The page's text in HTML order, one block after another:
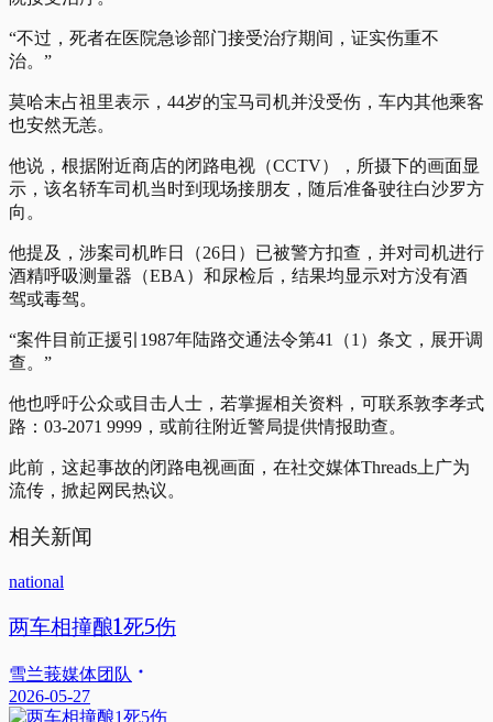
“不过，死者在医院急诊部门接受治疗期间，证实伤重不
治。”
莫哈末占祖里表示，44岁的宝马司机并没受伤，车内其他乘客
也安然无恙。
他说，根据附近商店的闭路电视（CCTV），所摄下的画面显
示，该名轿车司机当时到现场接朋友，随后准备驶往白沙罗方
向。
他提及，涉案司机昨日（26日）已被警方扣查，并对司机进行
酒精呼吸测量器（EBA）和尿检后，结果均显示对方没有酒
驾或毒驾。
“案件目前正援引1987年陆路交通法令第41（1）条文，展开调
查。”
他也呼吁公众或目击人士，若掌握相关资料，可联系敦李孝式
路：03-2071 9999，或前往附近警局提供情报助查。
此前，这起事故的闭路电视画面，在社交媒体Threads上广为
流传，掀起网民热议。
相关新闻
national
两车相撞酿1死5伤
雪兰莪媒体团队
2026-05-27